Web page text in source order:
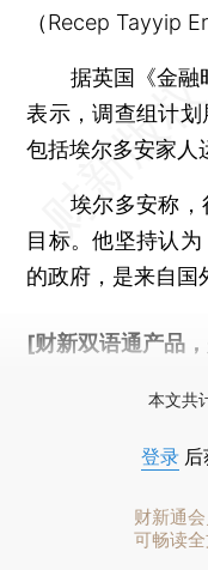
（Recep Tayyip
据英国《金融
表示，调查组计
包括埃尔多安家人
埃尔多安称，
目标。他坚持认
的政府，是来自国
[财新双语通产品
本文共
登录
财新通会
可畅读全